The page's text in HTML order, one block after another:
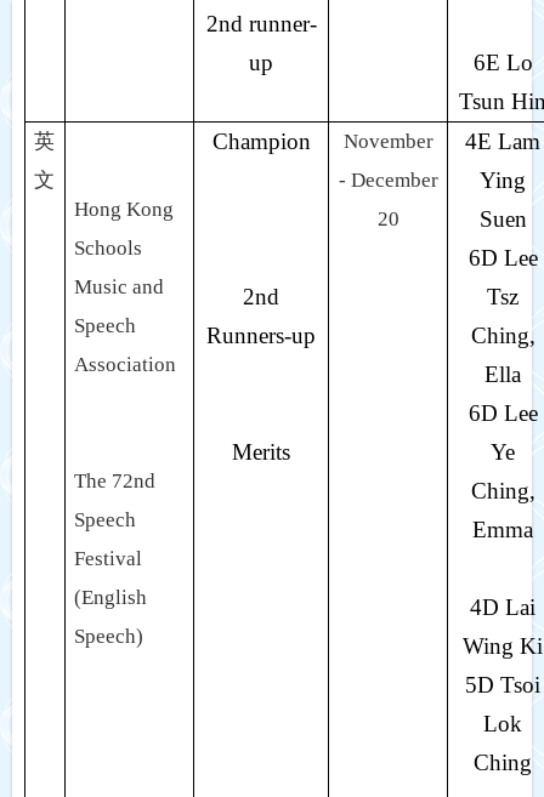
2nd runner-
up
6E Lo
Tsun
英
文
Hong Kong
Schools
Music and
Speech
Association
The 72nd
Speech
Festival
(English
Speech)
Champion
2nd
Runners-up
Merits
November
- December
20
4E Lam
Ying
Suen
6D Lee
Tsz
Ching,
Ella
6D Lee
Ye
Ching,
Emma
4D Lai
Wing Ki
5D Tsoi
Lok
Ching